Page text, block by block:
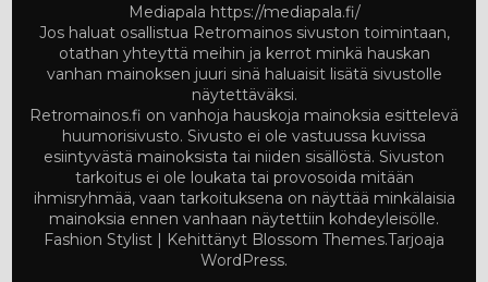
Mediapala https://mediapala.fi/
Jos haluat osallistua Retromainos sivuston toimintaan,
otathan yhteyttä meihin ja kerrot minkä hauskan
vanhan mainoksen juuri sinä haluaisit lisätä sivustolle
näytettäväksi.
Retromainos.fi on vanhoja hauskoja mainoksia esittelevä
huumorisivusto. Sivusto ei ole vastuussa kuvissa
esiintyvästä mainoksista tai niiden sisällöstä. Sivuston
tarkoitus ei ole loukata tai provosoida mitään
ihmisryhmää, vaan tarkoituksena on näyttää minkälaisia
mainoksia ennen vanhaan näytettiin kohdeyleisölle.
Fashion Stylist | Kehittänyt Blossom Themes.Tarjoaja
WordPress.